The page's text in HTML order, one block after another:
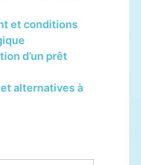
et conditions
d’un prêt
alternatives à